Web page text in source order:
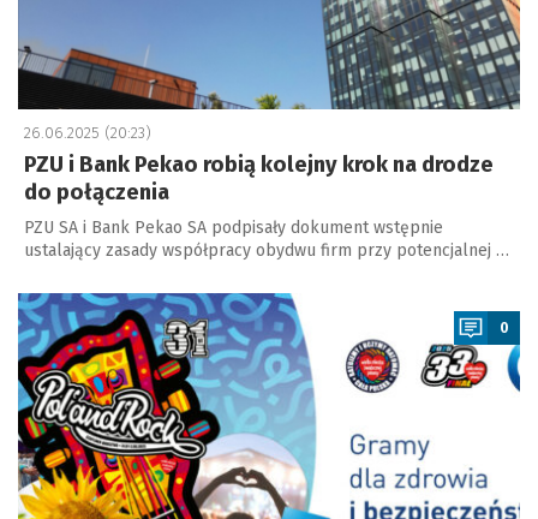
26.06.2025 (20:23)
PZU i Bank Pekao robią kolejny krok na drodze
do połączenia
PZU SA i Bank Pekao SA podpisały dokument wstępnie
ustalający zasady współpracy obydwu firm przy potencjalnej …
a
0